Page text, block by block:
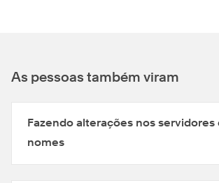
As pessoas também viram
Fazendo alterações nos servidores
nomes